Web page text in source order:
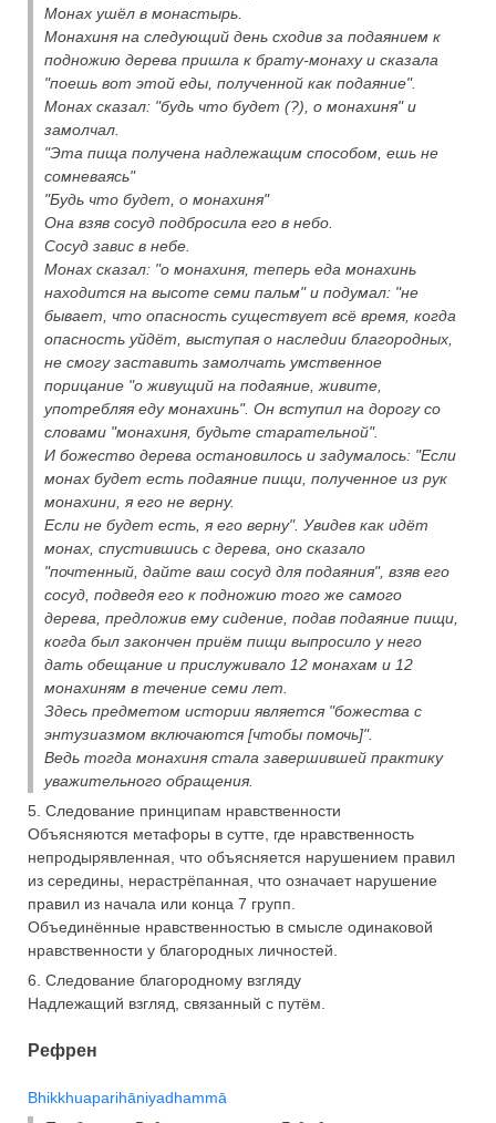
Монах ушёл в монастырь.
Монахиня на следующий день сходив за подаянием к
подножию дерева пришла к брату-монаху и сказала
"поешь вот этой еды, полученной как подаяние".
Монах сказал: "будь что будет (?), о монахиня" и
замолчал.
"Эта пища получена надлежащим способом, ешь не
сомневаясь"
"Будь что будет, о монахиня"
Она взяв сосуд подбросила его в небо.
Сосуд завис в небе.
Монах сказал: "о монахиня, теперь еда монахинь
находится на высоте семи пальм" и подумал: "не
бывает, что опасность существует всё время, когда
опасность уйдёт, выступая о наследии благородных,
не смогу заставить замолчать умственное
порицание "о живущий на подаяние, живите,
употребляя еду монахинь". Он вступил на дорогу со
словами "монахиня, будьте старательной".
И божество дерева остановилось и задумалось: "Если
монах будет есть подаяние пищи, полученное из рук
монахини, я его не верну.
Если не будет есть, я его верну". Увидев как идёт
монах, спустившись с дерева, оно сказало
"почтенный, дайте ваш сосуд для подаяния", взяв его
сосуд, подведя его к подножию того же самого
дерева, предложив ему сидение, подав подаяние пищи,
когда был закончен приём пищи выпросило у него
дать обещание и прислуживало 12 монахам и 12
монахиням в течение семи лет.
Здесь предметом истории является "божества с
энтузиазмом включаются [чтобы помочь]".
Ведь тогда монахиня стала завершившей практику
уважительного обращения.
5. Следование принципам нравственности
Объясняются метафоры в сутте, где нравственность
непродырявленная, что объясняется нарушением правил
из середины, нерастрёпанная, что означает нарушение
правил из начала или конца 7 групп.
Объединённые нравственностью в смысле одинаковой
нравственности у благородных личностей.
6. Следование благородному взгляду
Надлежащий взгляд, связанный с путём.
Рефрен
Bhikkhuaparihāniyadhammā